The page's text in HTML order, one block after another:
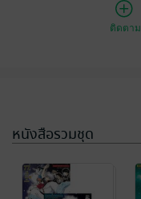
ติดตาม
หนังสือรวมชุด